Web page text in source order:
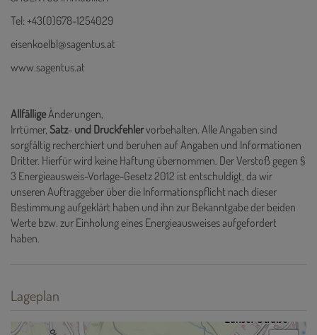
Tel: +43(0)678-1254029
eisenkoelbl@sagentus.at
www.sagentus.at
AllfälligeÄnderungen,
Irrtümer, Satz- und Druckfehlervorbehalten. Alle Angaben sind
sorgfältig recherchiert und beruhen auf Angaben und Informationen
Dritter. Hierfür wird keine Haftung übernommen. Der Verstoß gegen §
3 Energieausweis-Vorlage-Gesetz 2012 ist entschuldigt, da wir
unseren Auftraggeber über die Informationspflicht nach dieser
Bestimmung aufgeklärt haben und ihn zur Bekanntgabe der beiden
Werte bzw. zur Einholung eines Energieausweises aufgefordert
haben.
Lageplan